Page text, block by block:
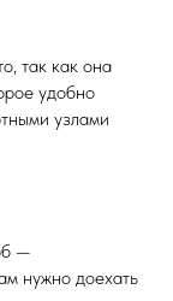
так как она
удобно
узлами
—
нужно доехать